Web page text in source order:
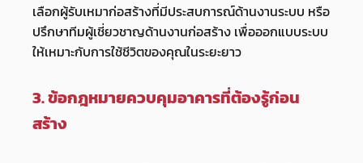
เลือกผู้รับเหมาก่อสร้างที่มีประสบการณ์ด้านงานระบบ หรือ
ปรึกษาทีมผู้เชี่ยวชาญด้านงานก่อสร้าง เพื่อออกแบบระบบ
ให้เหมาะกับการใช้ชีวิตของคุณในระยะยาว
3. ข้อกฎหมายควบคุมอาคารที่ต้องรู้ก่อน
สร้าง